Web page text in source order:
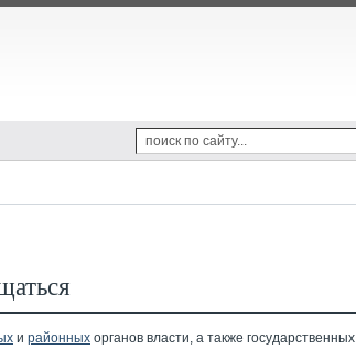
и районных органов власти, а также государственных